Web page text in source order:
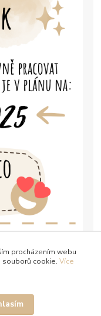
procházením webu
souborů cookie. Více